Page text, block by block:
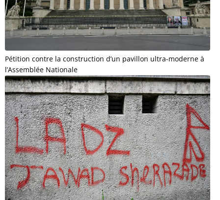
Pétition contre la construction d’un pavillon ultra-moderne à
l’Assemblée Nationale